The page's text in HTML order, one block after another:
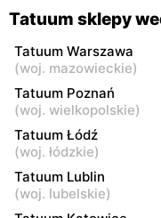
Tatuum
Łowicz, ul. pl. Nowy
3
Tatuum
Siedlce, ul. Józefa
Piłsudskiego 74
Tatuum
Radom, ul. Bolesława
Chrobrego 1
Tatuum sklepy
Tatuum Warszawa
(woj. mazowieckie)
Tatuum Poznań
(woj. wielkopolskie)
Tatuum Łódź
(woj. łódzkie)
Tatuum Lublin
(woj. lubelskie)